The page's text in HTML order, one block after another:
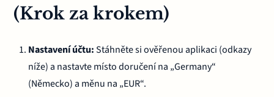
(Krok za krokem)
Nastavení účtu:Stáhněte si ověřenou aplikaci (odkazy
níže) a nastavte místo doručení na „Germany“
(Německo) a měnu na „EUR“.